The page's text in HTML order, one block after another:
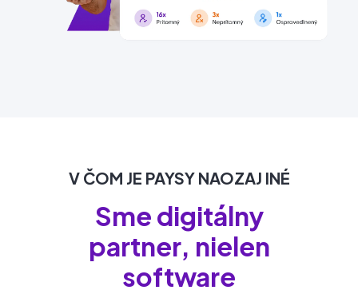
V ČOM JE PAYSY NAOZAJ INÉ
Sme digitálny
partner, nielen
software